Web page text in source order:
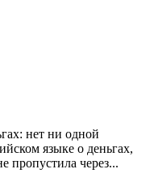
нет ни одной
языке о деньгах,
пропустила через...